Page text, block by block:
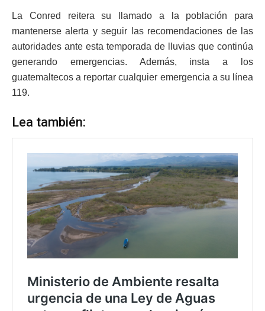
La Conred reitera su llamado a la población para
mantenerse alerta y seguir las recomendaciones de las
autoridades ante esta temporada de lluvias que continúa
generando emergencias. Además, insta a los
guatemaltecos a reportar cualquier emergencia a su línea
119.
Lea también: